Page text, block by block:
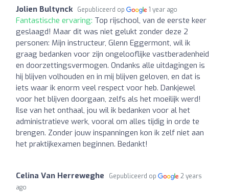
Jolien Bultynck Gepubliceerd op 1 year ago
Fantastische ervaring: Top rijschool, van de eerste keer
geslaagd! Maar dit was niet gelukt zonder deze 2
personen: Mijn instructeur, Glenn Eggermont, wil ik
graag bedanken voor zijn ongelooflijke vastberadenheid
en doorzettingsvermogen. Ondanks alle uitdagingen is
hij blijven volhouden en in mij blijven geloven, en dat is
iets waar ik enorm veel respect voor heb. Dankjewel
voor het blijven doorgaan, zelfs als het moeilijk werd!
Ilse van het onthaal, jou wil ik bedanken voor al het
administratieve werk, vooral om alles tijdig in orde te
brengen. Zonder jouw inspanningen kon ik zelf niet aan
het praktijkexamen beginnen. Bedankt!
Celina Van Herreweghe Gepubliceerd op
2 years
ago